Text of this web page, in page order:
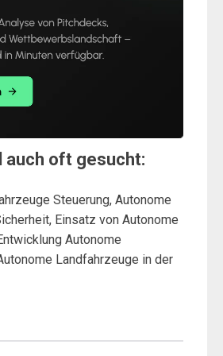
auch oft gesucht:
Steuerung, Autonome
Einsatz von Autonome
Autonome
Landfahrzeuge in der